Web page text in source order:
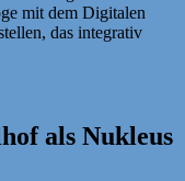
mit dem Digitalen
das integrativ
als Nukleus